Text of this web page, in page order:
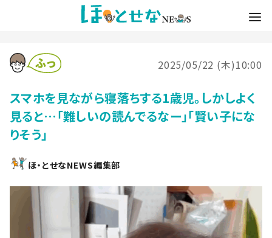
2025/05/22 (木)10:00
スマホを見ながら寝落ちする1歳児。しかしよく
見ると…「難しいの読んでるなー」「賢い子にな
りそう」
ほ・とせなNEWS編集部